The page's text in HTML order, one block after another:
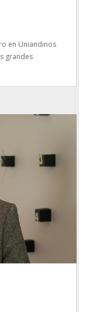
en Uniandinos
grandes